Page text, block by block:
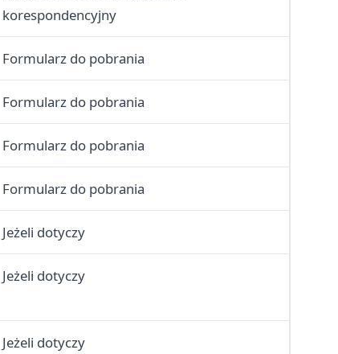
korespondencyjny
Formularz do pobrania
Formularz do pobrania
Formularz do pobrania
Formularz do pobrania
Jeżeli dotyczy
Jeżeli dotyczy
Jeżeli dotyczy